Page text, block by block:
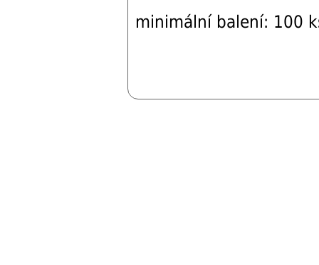
minimální balení: 100